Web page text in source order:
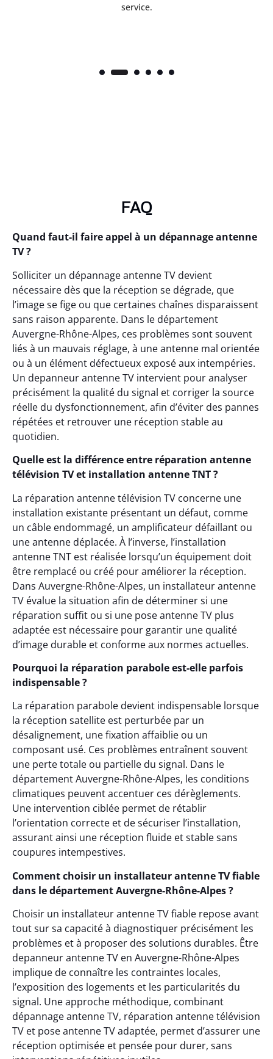
service.
FAQ
Quand faut-il faire appel à un dépannage antenne
TV ?
Solliciter un dépannage antenne TV devient
nécessaire dès que la réception se dégrade, que
l’image se fige ou que certaines chaînes disparaissent
sans raison apparente. Dans le département
Auvergne-Rhône-Alpes, ces problèmes sont souvent
liés à un mauvais réglage, à une antenne mal orientée
ou à un élément défectueux exposé aux intempéries.
Un depanneur antenne TV intervient pour analyser
précisément la qualité du signal et corriger la source
réelle du dysfonctionnement, afin d’éviter des pannes
répétées et retrouver une réception stable au
quotidien.
Quelle est la différence entre réparation antenne
télévision TV et installation antenne TNT ?
La réparation antenne télévision TV concerne une
installation existante présentant un défaut, comme
un câble endommagé, un amplificateur défaillant ou
une antenne déplacée. À l’inverse, l’installation
antenne TNT est réalisée lorsqu’un équipement doit
être remplacé ou créé pour améliorer la réception.
Dans Auvergne-Rhône-Alpes, un installateur antenne
TV évalue la situation afin de déterminer si une
réparation suffit ou si une pose antenne TV plus
adaptée est nécessaire pour garantir une qualité
d’image durable et conforme aux normes actuelles.
Pourquoi la réparation parabole est-elle parfois
indispensable ?
La réparation parabole devient indispensable lorsque
la réception satellite est perturbée par un
désalignement, une fixation affaiblie ou un
composant usé. Ces problèmes entraînent souvent
une perte totale ou partielle du signal. Dans le
département Auvergne-Rhône-Alpes, les conditions
climatiques peuvent accentuer ces dérèglements.
Une intervention ciblée permet de rétablir
l’orientation correcte et de sécuriser l’installation,
assurant ainsi une réception fluide et stable sans
coupures intempestives.
Comment choisir un installateur antenne TV fiable
dans le département Auvergne-Rhône-Alpes ?
Choisir un installateur antenne TV fiable repose avant
tout sur sa capacité à diagnostiquer précisément les
problèmes et à proposer des solutions durables. Être
depanneur antenne TV en Auvergne-Rhône-Alpes
implique de connaître les contraintes locales,
l’exposition des logements et les particularités du
signal. Une approche méthodique, combinant
dépannage antenne TV, réparation antenne télévision
TV et pose antenne TV adaptée, permet d’assurer une
réception optimisée et pensée pour durer, sans